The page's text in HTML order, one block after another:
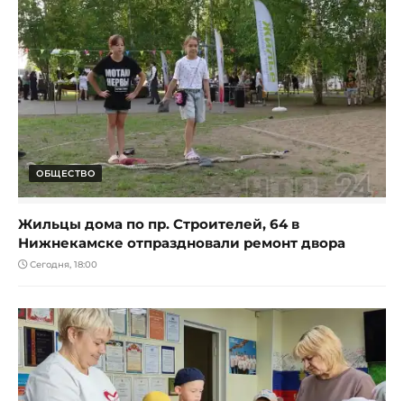
ОБЩЕСТВО
Жильцы дома по пр. Строителей, 64 в
Нижнекамске отпраздновали ремонт двора
Сегодня, 18:00